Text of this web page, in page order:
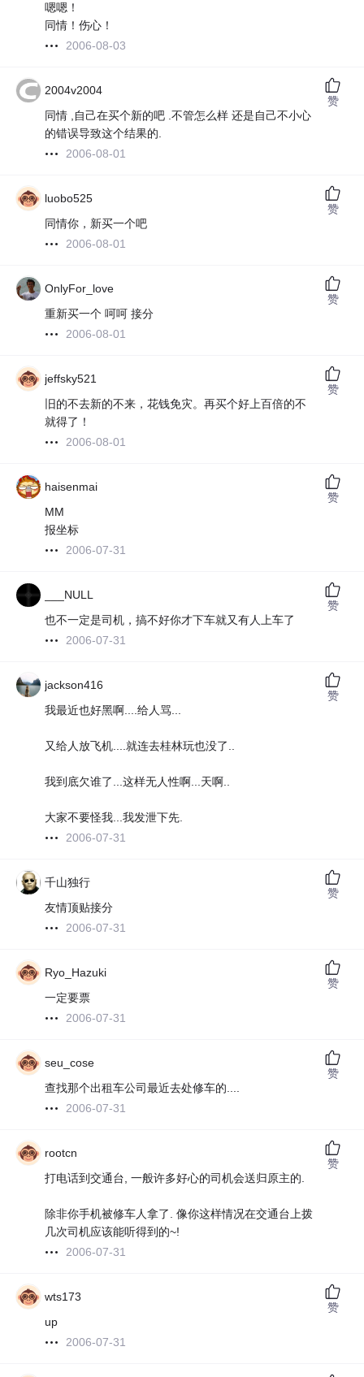
嗯嗯！
同情！伤心！
2006-08-03
2004v2004
同情 ,自己在买个新的吧 .不管怎么样 还是自己不小心
的错误导致这个结果的.
2006-08-01
赞
luobo525
同情你，新买一个吧
2006-08-01
赞
OnlyFor_love
重新买一个 呵呵 接分
2006-08-01
赞
jeffsky521
旧的不去新的不来，花钱免灾。再买个好上百倍的不
就得了！
2006-08-01
赞
haisenmai
MM
报坐标
2006-07-31
赞
___NULL
也不一定是司机，搞不好你才下车就又有人上车了
2006-07-31
赞
jackson416
我最近也好黑啊....给人骂...
又给人放飞机....就连去桂林玩也没了..
我到底欠谁了...这样无人性啊...天啊..
大家不要怪我...我发泄下先.
2006-07-31
赞
千山独行
友情顶贴接分
2006-07-31
赞
Ryo_Hazuki
一定要票
2006-07-31
赞
seu_cose
查找那个出租车公司最近去处修车的....
2006-07-31
赞
rootcn
打电话到交通台, 一般许多好心的司机会送归原主的.
除非你手机被修车人拿了. 像你这样情况在交通台上拨
几次司机应该能听得到的~!
2006-07-31
赞
wts173
up
2006-07-31
赞